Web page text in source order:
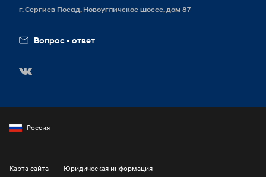
Схема проезда
г. Сергиев Посад, Новоугличское шоссе, дом 87
Вопрос - ответ
Россия
Карта сайта Юридическая информация